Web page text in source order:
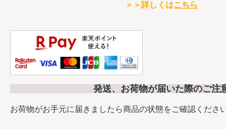
＞＞詳しくはこちら
発送、お荷物が届いた際のご注
お荷物がお手元に届きましたら商品の状態をご確認くださ